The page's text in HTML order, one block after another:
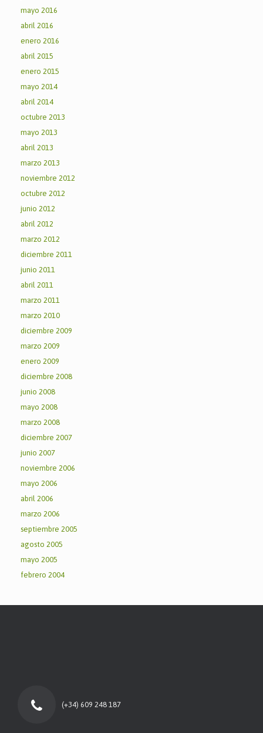
mayo 2016
abril 2016
enero 2016
abril 2015
enero 2015
mayo 2014
abril 2014
octubre 2013
mayo 2013
abril 2013
marzo 2013
noviembre 2012
octubre 2012
junio 2012
abril 2012
marzo 2012
diciembre 2011
junio 2011
abril 2011
marzo 2011
marzo 2010
diciembre 2009
marzo 2009
enero 2009
diciembre 2008
junio 2008
mayo 2008
marzo 2008
diciembre 2007
junio 2007
noviembre 2006
mayo 2006
abril 2006
marzo 2006
septiembre 2005
agosto 2005
mayo 2005
febrero 2004
(+34) 609 248 187